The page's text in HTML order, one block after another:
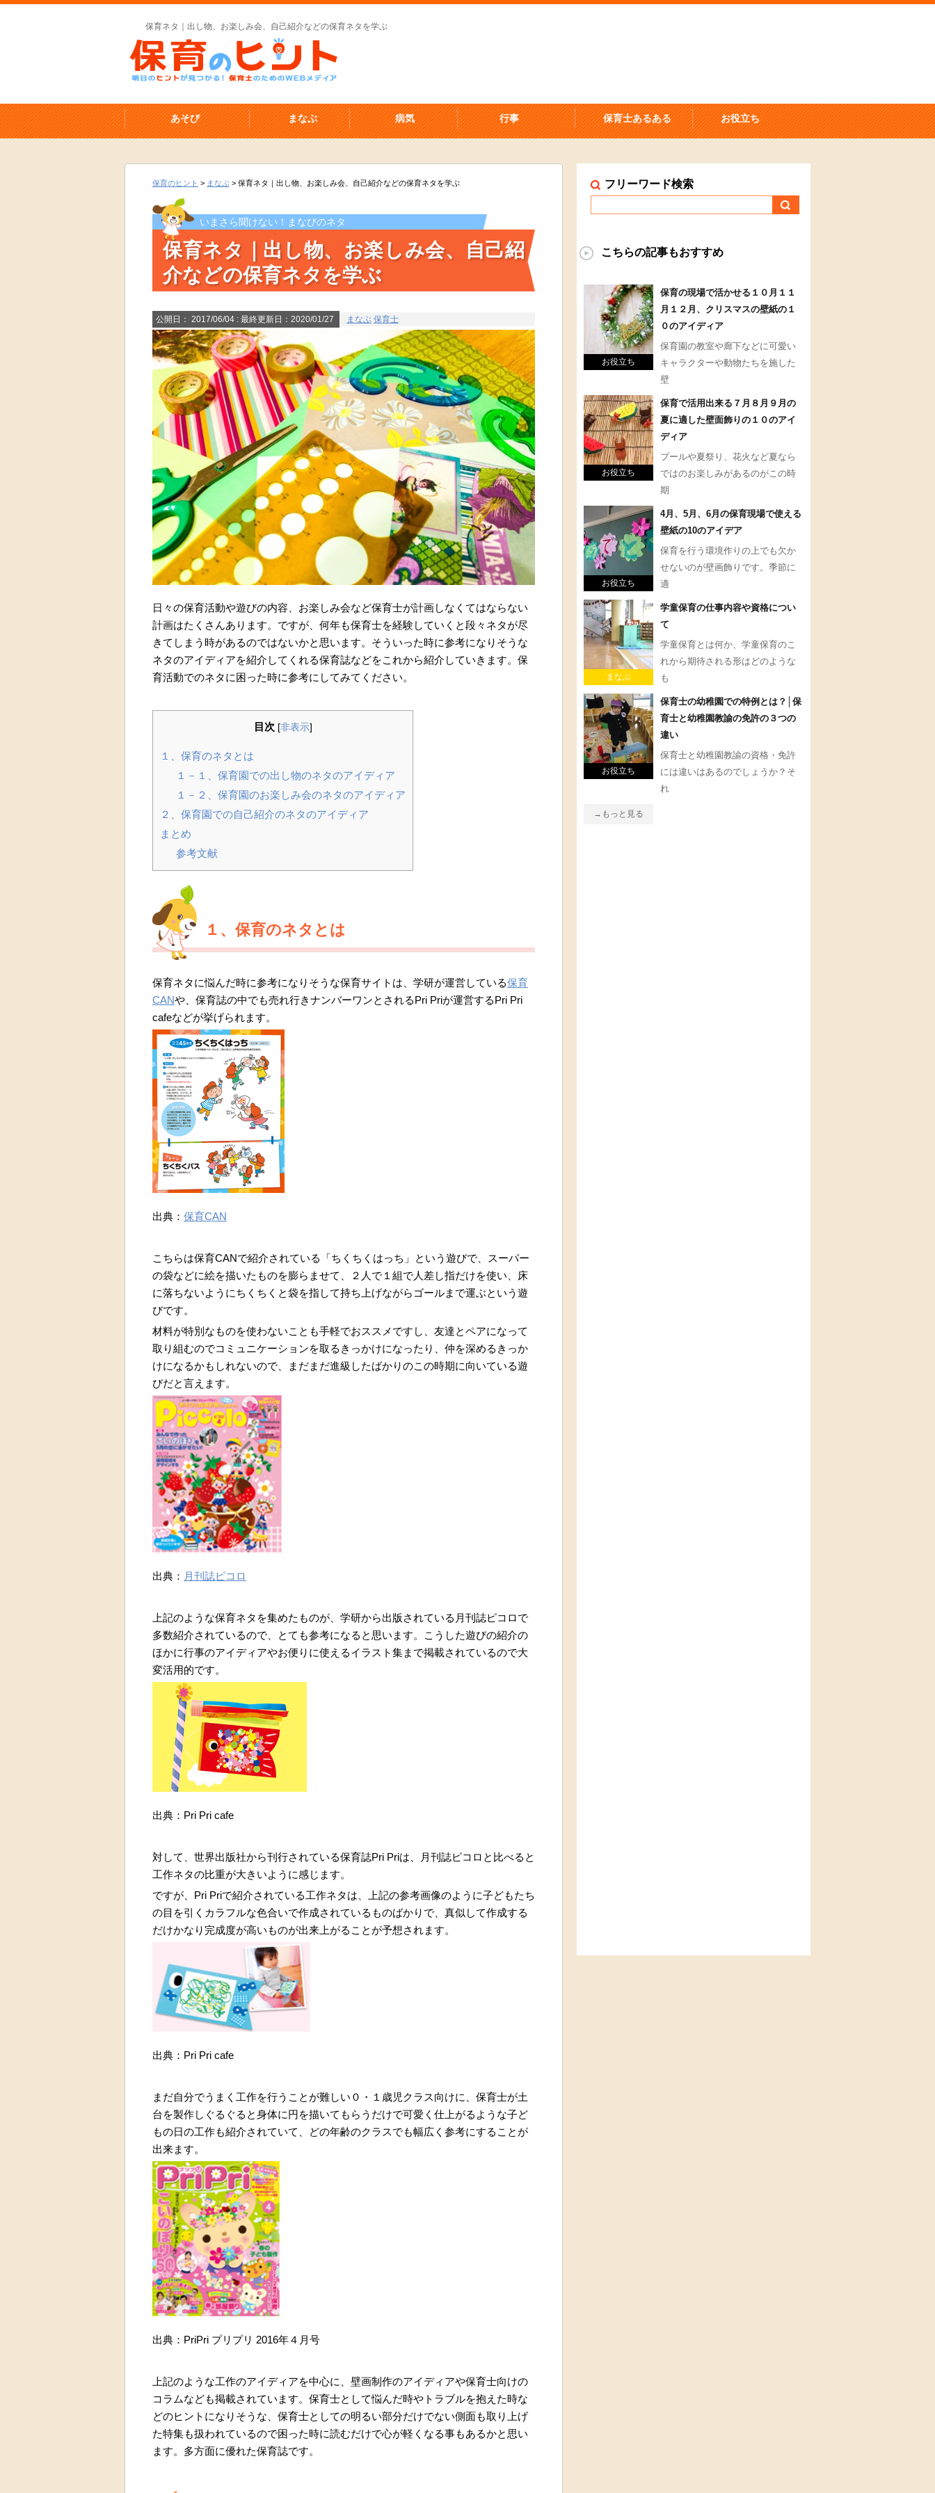
保育ネタ｜出し物、お楽しみ会、自己紹介などの保育ネタを学ぶ
あそび まなぶ 病気 行事 保育士あるある お役立ち
保育のヒント > まなぶ > 保育ネタ｜出し物、お楽しみ会、自己紹介などの保育ネタを学ぶ
いまさら聞けない！まなびのネタ
保育ネタ｜出し物、お楽しみ会、自己紹
介などの保育ネタを学ぶ
公開日： 2017/06/04 : 最終更新日：2020/01/27 まなぶ 保育士
日々の保育活動や遊びの内容、お楽しみ会など保育士が計画しなくてはならない
計画はたくさんあります。ですが、何年も保育士を経験していくと段々ネタが尽
きてしまう時があるのではないかと思います。そういった時に参考になりそうな
ネタのアイディアを紹介してくれる保育誌などをこれから紹介していきます。保
育活動でのネタに困った時に参考にしてみてください。
目次 [非表示]
１、保育のネタとは
１－１、保育園での出し物のネタのアイディア
１－２、保育園のお楽しみ会のネタのアイディア
２、保育園での自己紹介のネタのアイディア
まとめ
参考文献
１、保育のネタとは
保育ネタに悩んだ時に参考になりそうな保育サイトは、学研が運営している保育
CANや、保育誌の中でも売れ行きナンバーワンとされるPri Priが運営するPri Pri
cafeなどが挙げられます。
出典： 保育CAN
こちらは保育CANで紹介されている「ちくちくはっち」という遊びで、スーパー
の袋などに絵を描いたものを膨らませて、２人で１組で人差し指だけを使い、床
に落ちないようにちくちくと袋を指して持ち上げながらゴールまで運ぶという遊
びです。
材料が特別なものを使わないことも手軽でおススメですし、友達とペアになって
取り組むのでコミュニケーションを取るきっかけになったり、仲を深めるきっか
けになるかもしれないので、まだまだ進級したばかりのこの時期に向いている遊
びだと言えます。
出典： 月刊誌ピコロ
上記のような保育ネタを集めたものが、学研から出版されている月刊誌ピコロで
多数紹介されているので、とても参考になると思います。こうした遊びの紹介の
ほかに行事のアイディアやお便りに使えるイラスト集まで掲載されているので大
変活用的です。
出典：Pri Pri cafe
対して、世界出版社から刊行されている保育誌Pri Priは、月刊誌ピコロと比べると
工作ネタの比重が大きいように感じます。
ですが、Pri Priで紹介されている工作ネタは、上記の参考画像のように子どもたち
の目を引くカラフルな色合いで作成されているものばかりで、真似して作成する
だけかなり完成度が高いものが出来上がることが予想されます。
出典：Pri Pri cafe
まだ自分でうまく工作を行うことが難しい０・１歳児クラス向けに、保育士が土
台を製作しぐるぐると身体に円を描いてもらうだけで可愛く仕上がるような子ど
もの日の工作も紹介されていて、どの年齢のクラスでも幅広く参考にすることが
出来ます。
出典：PriPri プリプリ 2016年４月号
上記のような工作のアイディアを中心に、壁画制作のアイディアや保育士向けの
コラムなども掲載されています。保育士として悩んだ時やトラブルを抱えた時な
どのヒントになりそうな、保育士としての明るい部分だけでない側面も取り上げ
た特集も扱われているので困った時に読むだけで心が軽くなる事もあるかと思い
ます。多方面に優れた保育誌です。
フリーワード検索
こちらの記事もおすすめ
お役立ち
保育の現場で活かせる１０月１１
月１２月、クリスマスの壁紙の１
０のアイディア
保育園の教室や廊下などに可愛い
キャラクターや動物たちを施した
壁
お役立ち
保育で活用出来る７月８月９月の
夏に適した壁面飾りの１０のアイ
ディア
プールや夏祭り、花火など夏なら
ではのお楽しみがあるのがこの時
期
お役立ち
4月、5月、6月の保育現場で使える
壁紙の10のアイデア
保育を行う環境作りの上でも欠か
せないのが壁画飾りです。季節に
適
まなぶ
学童保育の仕事内容や資格につい
て
学童保育とは何か、学童保育のこ
れから期待される形はどのような
も
お役立ち
保育士の幼稚園での特例とは？│保
育士と幼稚園教諭の免許の３つの
違い
保育士と幼稚園教諭の資格・免許
には違いはあるのでしょうか？そ
れ
→もっと見る